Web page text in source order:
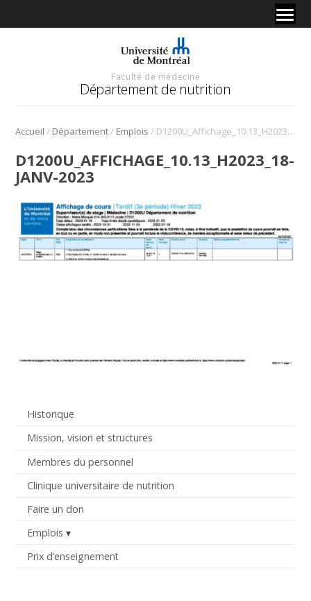
Faculté de médecine
Département de nutrition
Accueil / Département/ Emplois / D1200U_Affichage_10.13_H2023_18-janv-2023
Historique
Mission, vision et structures
Membres du personnel
Clinique universitaire de nutrition
Faire un don
Emplois
Prix d’enseignement
D1200U_AFFICHAGE_10.13_H2023_18-
JANV-2023